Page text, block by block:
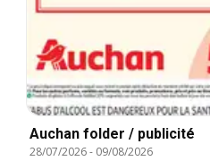
Auchan folder / publicité
28/07/2026- 09/08/2026